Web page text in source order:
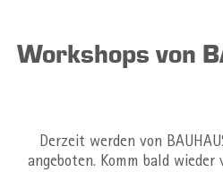
Workshops von
Derzeit werden von
angeboten. Komm bald wieder